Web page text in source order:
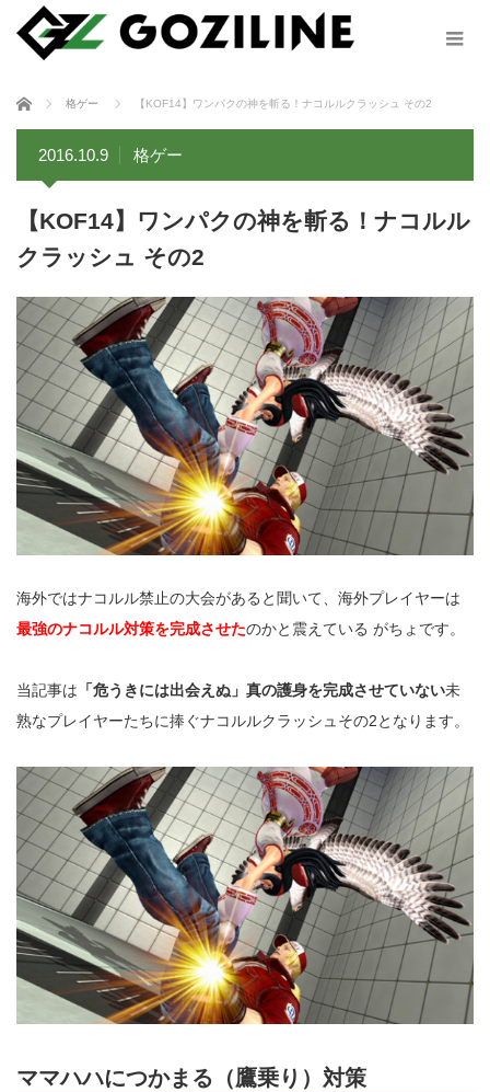
ホーム 格ゲー 【KOF14】ワンパクの神を斬る！ナコルルクラッシュ その2
2016.10.9 格ゲー
【KOF14】ワンパクの神を斬る！ナコルル
クラッシュ その2
海外ではナコルル禁止の大会があると聞いて、海外プレイヤーは
最強のナコルル対策を完成させたのかと震えている がちょです。
当記事は 「危うきには出会えぬ」真の護身を完成させていない未
熟なプレイヤーたちに捧ぐナコルルクラッシュその2となります。
ママハハにつかまる（鷹乗り）対策